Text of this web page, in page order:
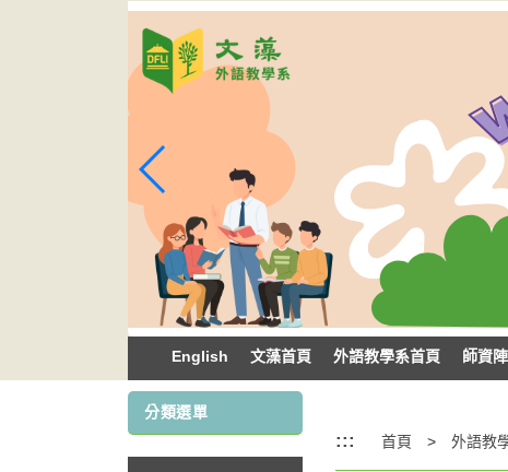
English 文藻首頁 外語教學系首頁 師資
分類選單
::: 首頁